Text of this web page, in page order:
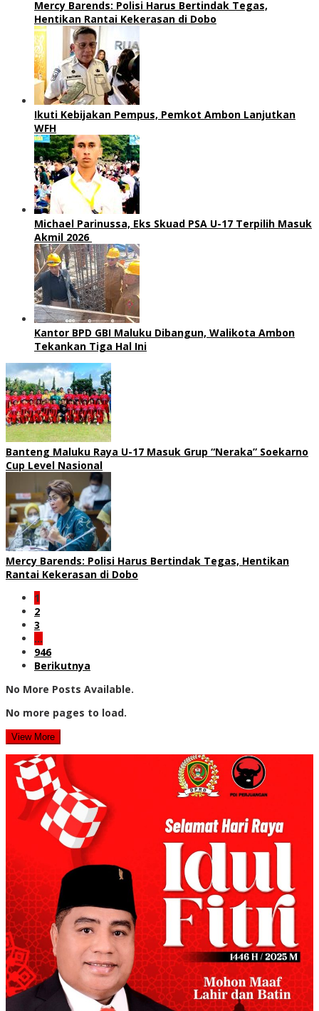
Mercy Barends: Polisi Harus Bertindak Tegas,
Hentikan Rantai Kekerasan di Dobo
Ikuti Kebijakan Pempus, Pemkot Ambon Lanjutkan
WFH
Michael Parinussa, Eks Skuad PSA U-17 Terpilih Masuk
Akmil 2026
Kantor BPD GBI Maluku Dibangun, Walikota Ambon
Tekankan Tiga Hal Ini
Banteng Maluku Raya U-17 Masuk Grup “Neraka” Soekarno
Cup Level Nasional
Mercy Barends: Polisi Harus Bertindak Tegas, Hentikan
Rantai Kekerasan di Dobo
1
2
3
…
946
Berikutnya
No More Posts Available.
No more pages to load.
View More